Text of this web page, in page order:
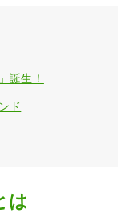
誕生！
ド
は